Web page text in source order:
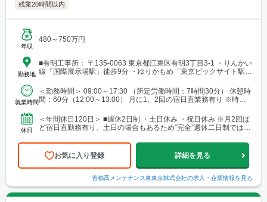
残業20時間以内
年収
480～750万円
勤務地
■有明工事所： 〒135-0063 東京都江東区有明3丁目3-1 ・りんかい
線「国際展示場駅」徒歩9分 ・ゆりかもめ「東京ビックサイト駅」
13号 ・千代田線「北綾瀬駅」徒歩5分 ■川口工事所： 〒333-0825
埼玉県川口市大字赤山字源長寺上知1091-3 ・埼玉スタジアム線
「新井宿駅」徒歩8分 ■本社： 〒103-0013 東京都中央区日本橋人
町駅」A4出口直結 ★変更の範囲：会社の定める事業所
就業時間
＜勤務時間＞ 09:00～17:30 （所定労働時間：7時間30分） 休憩時
間：60分（12:00～13:00） 月に1、2回の宿日直業務有り ※時差
休日
＜年間休日120日＞ ■週休2日制 ・土日休み ・祝日休み ※月2回ほ
ど宿日直勤務有り、土日の場合もあるため”完全”週休二日制ではあ
お気に入り登録 詳細を見る
首都高メンテナンス東東京株式会社の求人・企業情報を見る